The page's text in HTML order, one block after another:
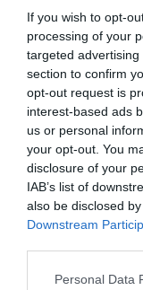
If you wish to opt-
processing of your
targeted
section to confirm
opt-out request is
interest-based ads
us or personal
your opt-out. You
disclosure of your
IAB’s list of
also be disclosed
Downstream
Please note that
Personal Data
09.08.2026 | 16:00
Νέα τραγωδία
Εύβοιας: Πέθανε
09.08.2026 | 15:40
Market Pass:
φθινόπωρο του
αναμένονται οι
09.08.2026 | 15:20
ευρώ – Ποιοι
Εύβοια: Όλο το
ενώνεται για το
«στιφάδο της
Παναγίας» – Το
που συνεχίζεται